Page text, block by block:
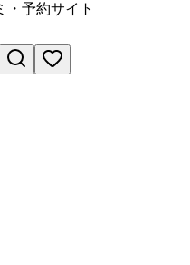
・予約サイト